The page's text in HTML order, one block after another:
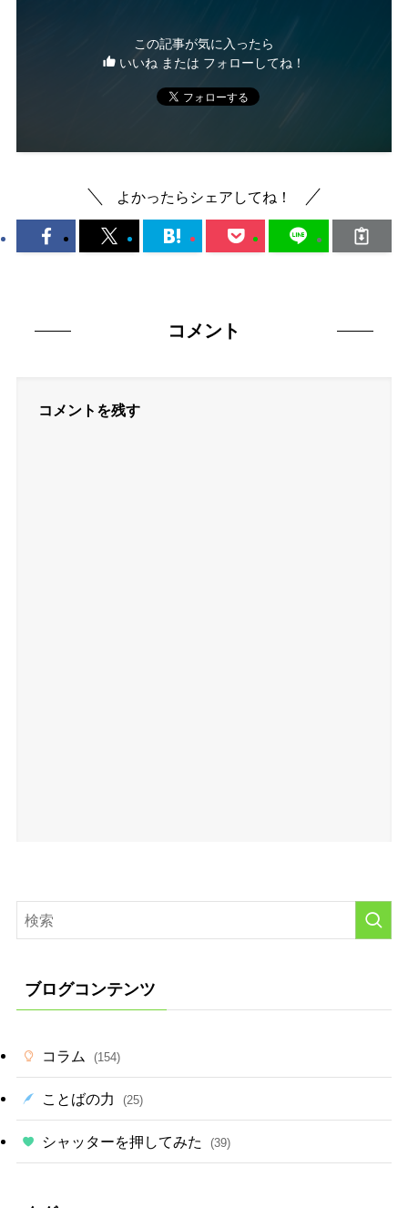
この記事が気に入ったら
いいね または フォローしてね！
よかったらシェアしてね！
コメント
コメントを残す
ブログコンテンツ
コラム (154)
ことばの力 (25)
シャッターを押してみた (39)